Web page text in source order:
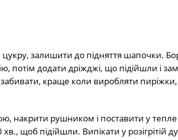
залишити до підняття шапочки.
потім додати дріжджі, що підійшли і
краще коли виробляти
накрити рушником і поставити у
щоб підійшли. Випікати у розігрітій